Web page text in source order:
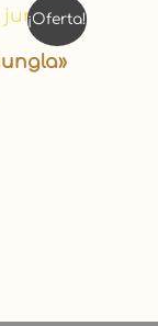
¡Oferta!
precio
€.